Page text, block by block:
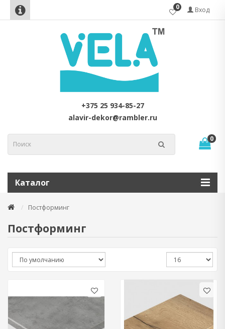
Вход
0
+375 25 934-85-27
alavir-dekor@rambler.ru
0
Каталог
Постформинг
Постформинг